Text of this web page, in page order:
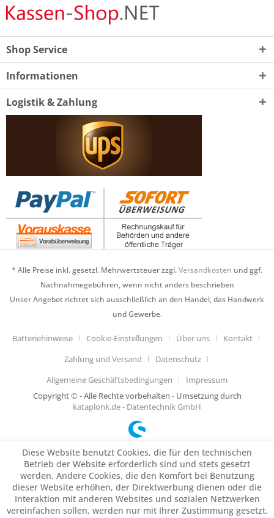
Shop Service
Informationen
Logistik & Zahlung
* Alle Preise inkl. gesetzl. Mehrwertsteuer zzgl.Versandkosten und ggf.
Nachnahmegebühren, wenn nicht anders beschrieben
Unser Angebot richtet sich ausschließlich an den Handel, das Handwerk
und Gewerbe.
Batteriehinweise Cookie-Einstellungen Über uns
Kontakt
Zahlung und Versand
Datenschutz
Allgemeine Geschäftsbedingungen
Impressum
Copyright © - Alle Rechte vorbehalten - Umsetzung durch
kataplonk.de - Datentechnik GmbH
Diese Website benutzt Cookies, die für den technischen
Betrieb der Website erforderlich sind und stets gesetzt
werden. Andere Cookies, die den Komfort bei Benutzung
dieser Website erhöhen, der Direktwerbung dienen oder die
Interaktion mit anderen Websites und sozialen Netzwerken
vereinfachen sollen, werden nur mit Ihrer Zustimmung gesetzt.